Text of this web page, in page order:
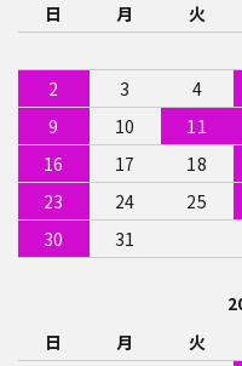
日
月 火
2
3 4
9
10 11
16
17 18
23
24 25
30
31
日
月 火